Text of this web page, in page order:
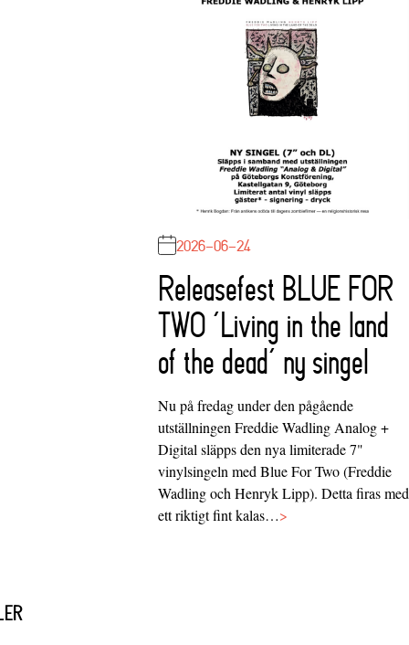
2026-06-24
Releasefest BLUE FOR
TWO ‘Living in the land
of the dead’ ny singel
Nu på fredag under den pågående
utställningen Freddie Wadling Analog +
Digital släpps den nya limiterade 7"
vinylsingeln med Blue For Two (Freddie
Wadling och Henryk Lipp). Detta firas med
ett riktigt fint kalas…>